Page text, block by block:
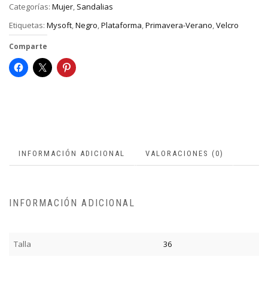
Categorías: Mujer, Sandalias
Etiquetas: Mysoft,Negro,Plataforma,Primavera-Verano,Velcro
Comparte
INFORMACIÓN ADICIONAL VALORACIONES (0)
INFORMACIÓN ADICIONAL
Talla 36